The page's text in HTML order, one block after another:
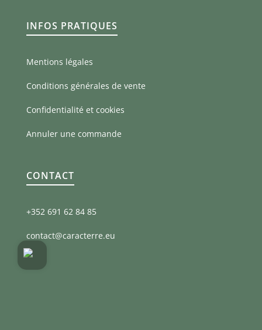
INFOS PRATIQUES
Mentions légales
Conditions générales de vente
Confidentialité et cookies
Annuler une commande
CONTACT
+352 691 62 84 85
contact@caracterre.eu